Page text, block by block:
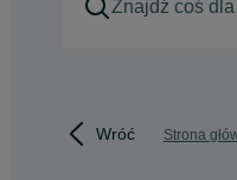
Wróć Strona